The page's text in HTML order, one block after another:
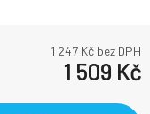
1 247 Kč bez DPH
1 509 Kč